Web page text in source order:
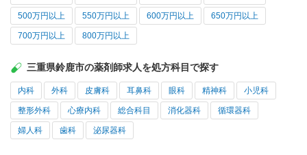
500万円以上 550万円以上 600万円以上 650万円以上
700万円以上 800万円以上
三重県鈴鹿市の薬剤師求人を処方科目で探す
内科 外科 皮膚科 耳鼻科 眼科 精神科 小児科
整形外科 心療内科 総合科目 消化器科 循環器科
婦人科 歯科 泌尿器科